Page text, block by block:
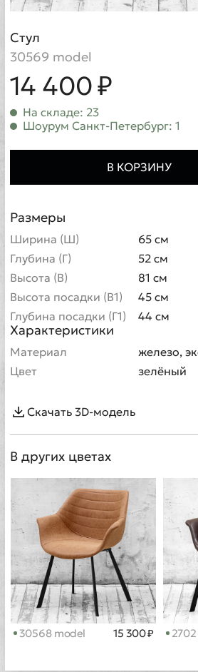
Стул
30569 model
14 400 ₽
На складе: 23
Шоурум Санкт-Петербург: 1
В КОРЗИНУ
Размеры
Ширина (Ш)
65 см
Глубина (Г)
52 см
Высота (В)
81 см
Высота посадки (В1)
45 см
Глубина посадки (Г1)
44 см
Характеристики
Материал
железо,
Цвет
зелёный
Скачать 3D-модель
В других цветах
30568 model 15 300 ₽ 2702